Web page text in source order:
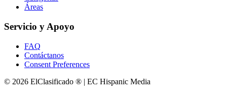
Áreas
Servicio y Apoyo
FAQ
Contáctanos
Consent Preferences
© 2026 ElClasificado ® | EC Hispanic Media